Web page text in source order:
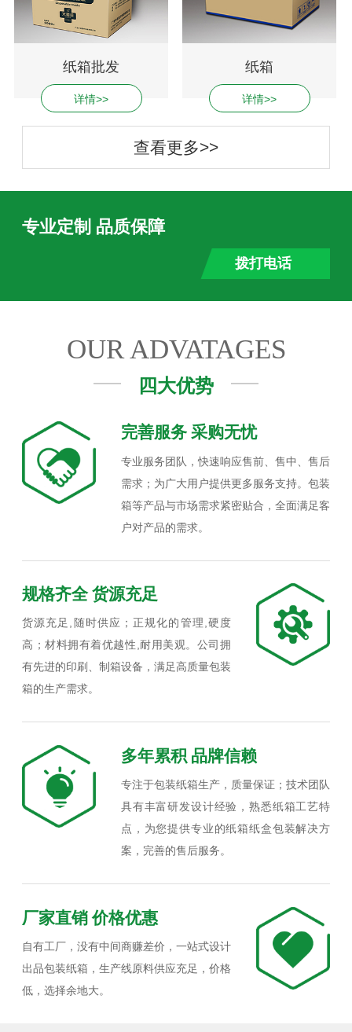
纸箱批发
详情>>
纸箱
详情>>
查看更多>>
专业定制 品质保障
拨打电话
OUR ADVATAGES
四大优势
完善服务 采购无忧
专业服务团队，快速响应售前、售中、售后
需求；为广大用户提供更多服务支持。包装
箱等产品与市场需求紧密贴合，全面满足客
户对产品的需求。
规格齐全 货源充足
货源充足,随时供应；正规化的管理,硬度
高；材料拥有着优越性,耐用美观。公司拥
有先进的印刷、制箱设备，满足高质量包装
箱的生产需求。
多年累积 品牌信赖
专注于包装纸箱生产，质量保证；技术团队
具有丰富研发设计经验，熟悉纸箱工艺特
点，为您提供专业的纸箱纸盒包装解决方
案，完善的售后服务。
厂家直销 价格优惠
自有工厂，没有中间商赚差价，一站式设计
出品包装纸箱，生产线原料供应充足，价格
低，选择余地大。